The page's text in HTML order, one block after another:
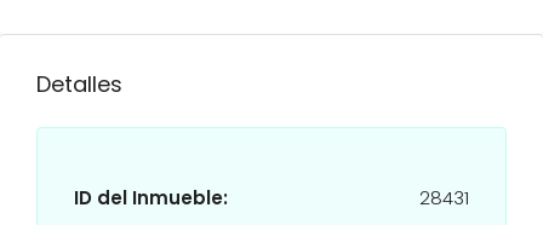
Detalles
ID del Inmueble: 28431